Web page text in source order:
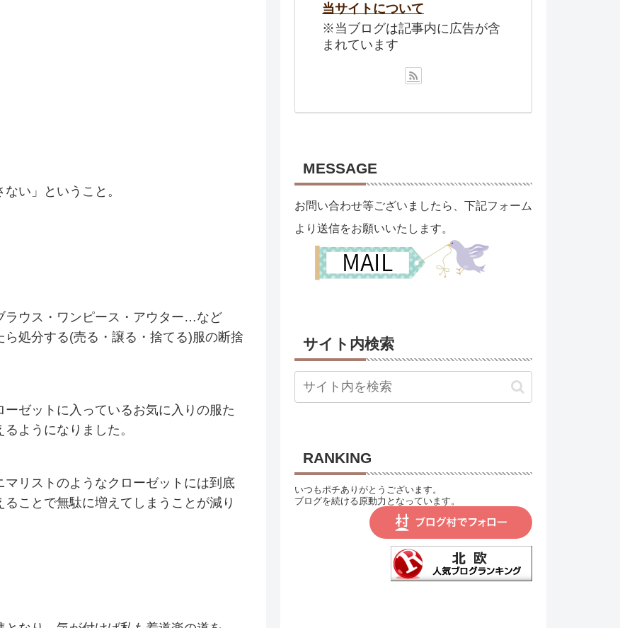
い」ということ。
ラウス・ワンピース・アウター…など
処分する(売る・譲る・捨てる)服の断捨
ゼットに入っているお気に入りの服た
ようになりました。
リストのようなクローゼットには到底
ことで無駄に増えてしまうことが減り
当サイトについて
※当ブログは記事内に広告が含
まれています
MESSAGE
お問い合わせ等ございましたら、下記フォーム
より送信をお願いいたします。
サイト内検索
RANKING
いつもポチありがとうございます。
ブログを続ける原動力となっています。